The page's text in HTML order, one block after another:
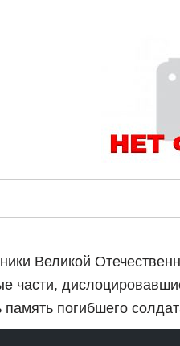
Великой
части,
память погибшего